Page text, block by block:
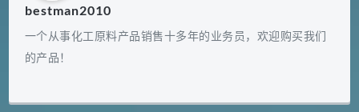
bestman2010
一个从事化工原料产品销售十多年的业务员，欢迎购买我们
的产品！